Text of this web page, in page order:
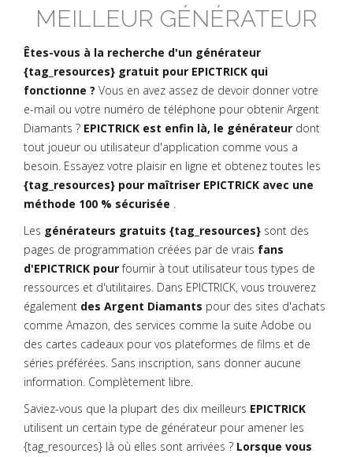
MEILLEUR GÉNÉRATEUR
Êtes-vous à la recherche d'un générateur
{tag_resources} gratuit pour EPICTRICK qui
fonctionne ? Vous en avez assez de devoir donner votre
e-mail ou votre numéro de téléphone pour obtenir Argent
Diamants ? EPICTRICK est enfin là, le générateur dont
tout joueur ou utilisateur d'application comme vous a
besoin. Essayez votre plaisir en ligne et obtenez toutes les
{tag_resources} pour maîtriser EPICTRICK avec une
méthode 100 % sécurisée .
Les générateurs gratuits {tag_resources} sont des
pages de programmation créées par de vrais fans
d'EPICTRICK pourfournir à tout utilisateur tous types de
ressources et d'utilitaires. Dans EPICTRICK, vous trouverez
également des Argent Diamants pour des sites d'achats
comme Amazon, des services comme la suite Adobe ou
des cartes cadeaux pour vos plateformes de films et de
séries préférées. Sans inscription, sans donner aucune
information. Complètement libre.
Saviez-vous que la plupart des dix meilleurs EPICTRICK
utilisent un certain type de générateur pour amener les
{tag_resources} là où elles sont arrivées ? Lorsque vous